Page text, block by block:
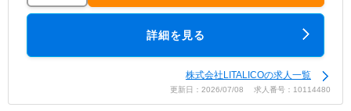
詳細を見る
株式会社LITALICOの求人一覧
更新日：2026/07/08 求人番号：10114480